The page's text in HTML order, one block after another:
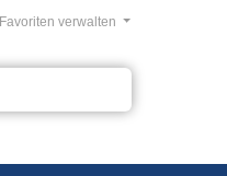
Favoriten verwalten